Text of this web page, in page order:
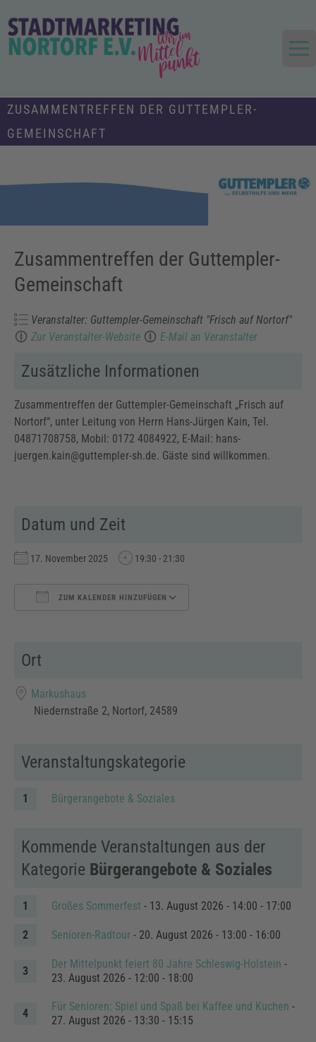
content
Stadtmarketing und Tourismus
ZUSAMMENTREFFEN DER GUTTEMPLER-
GEMEINSCHAFT
Zusammentreffen der Guttempler-
Gemeinschaft
Veranstalter: Guttempler-Gemeinschaft "Frisch auf Nortorf"
Zur Veranstalter-Website
E-Mail an Veranstalter
Zusätzliche Informationen
Zusammentreffen der Guttempler-Gemeinschaft „Frisch auf
Nortorf“, unter Leitung von Herrn Hans-Jürgen Kain, Tel.
04871708758, Mobil: 0172 4084922, E-Mail: hans-
juergen.kain@guttempler-sh.de. Gäste sind willkommen.
Datum und Zeit
17. November 2025 19:30 - 21:30
ZUM KALENDER HINZUFÜGEN
Ort
Markushaus
Niedernstraße 2, Nortorf, 24589
Veranstaltungskategorie
Bürgerangebote & Soziales
Kommende Veranstaltungen aus der
Kategorie Bürgerangebote & Soziales
Großes Sommerfest - 13. August 2026 - 14:00 - 17:00
Senioren-Radtour- 20. August 2026 - 13:00 - 16:00
Der Mittelpunkt feiert 80 Jahre Schleswig-Holstein -
23. August 2026 - 12:00 - 18:00
Für Senioren: Spiel und Spaß bei Kaffee und Kuchen -
27. August 2026 - 13:30 - 15:15